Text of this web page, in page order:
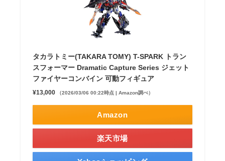
タカラトミー(TAKARA TOMY) T-SPARK トラン
スフォーマー Dramatic Capture Series ジェット
ファイヤーコンバイン 可動フィギュア
¥13,000 （2026/03/06 00:22時点 | Amazon調べ）
Amazon
楽天市場